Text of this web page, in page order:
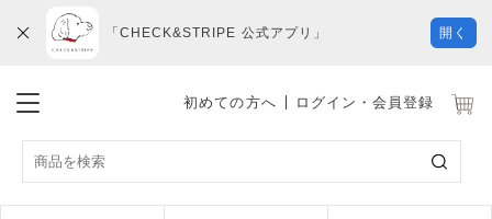
初めての方へ ログイン・会員登録
「CHECK&STRIPE 公式アプリ」 開く